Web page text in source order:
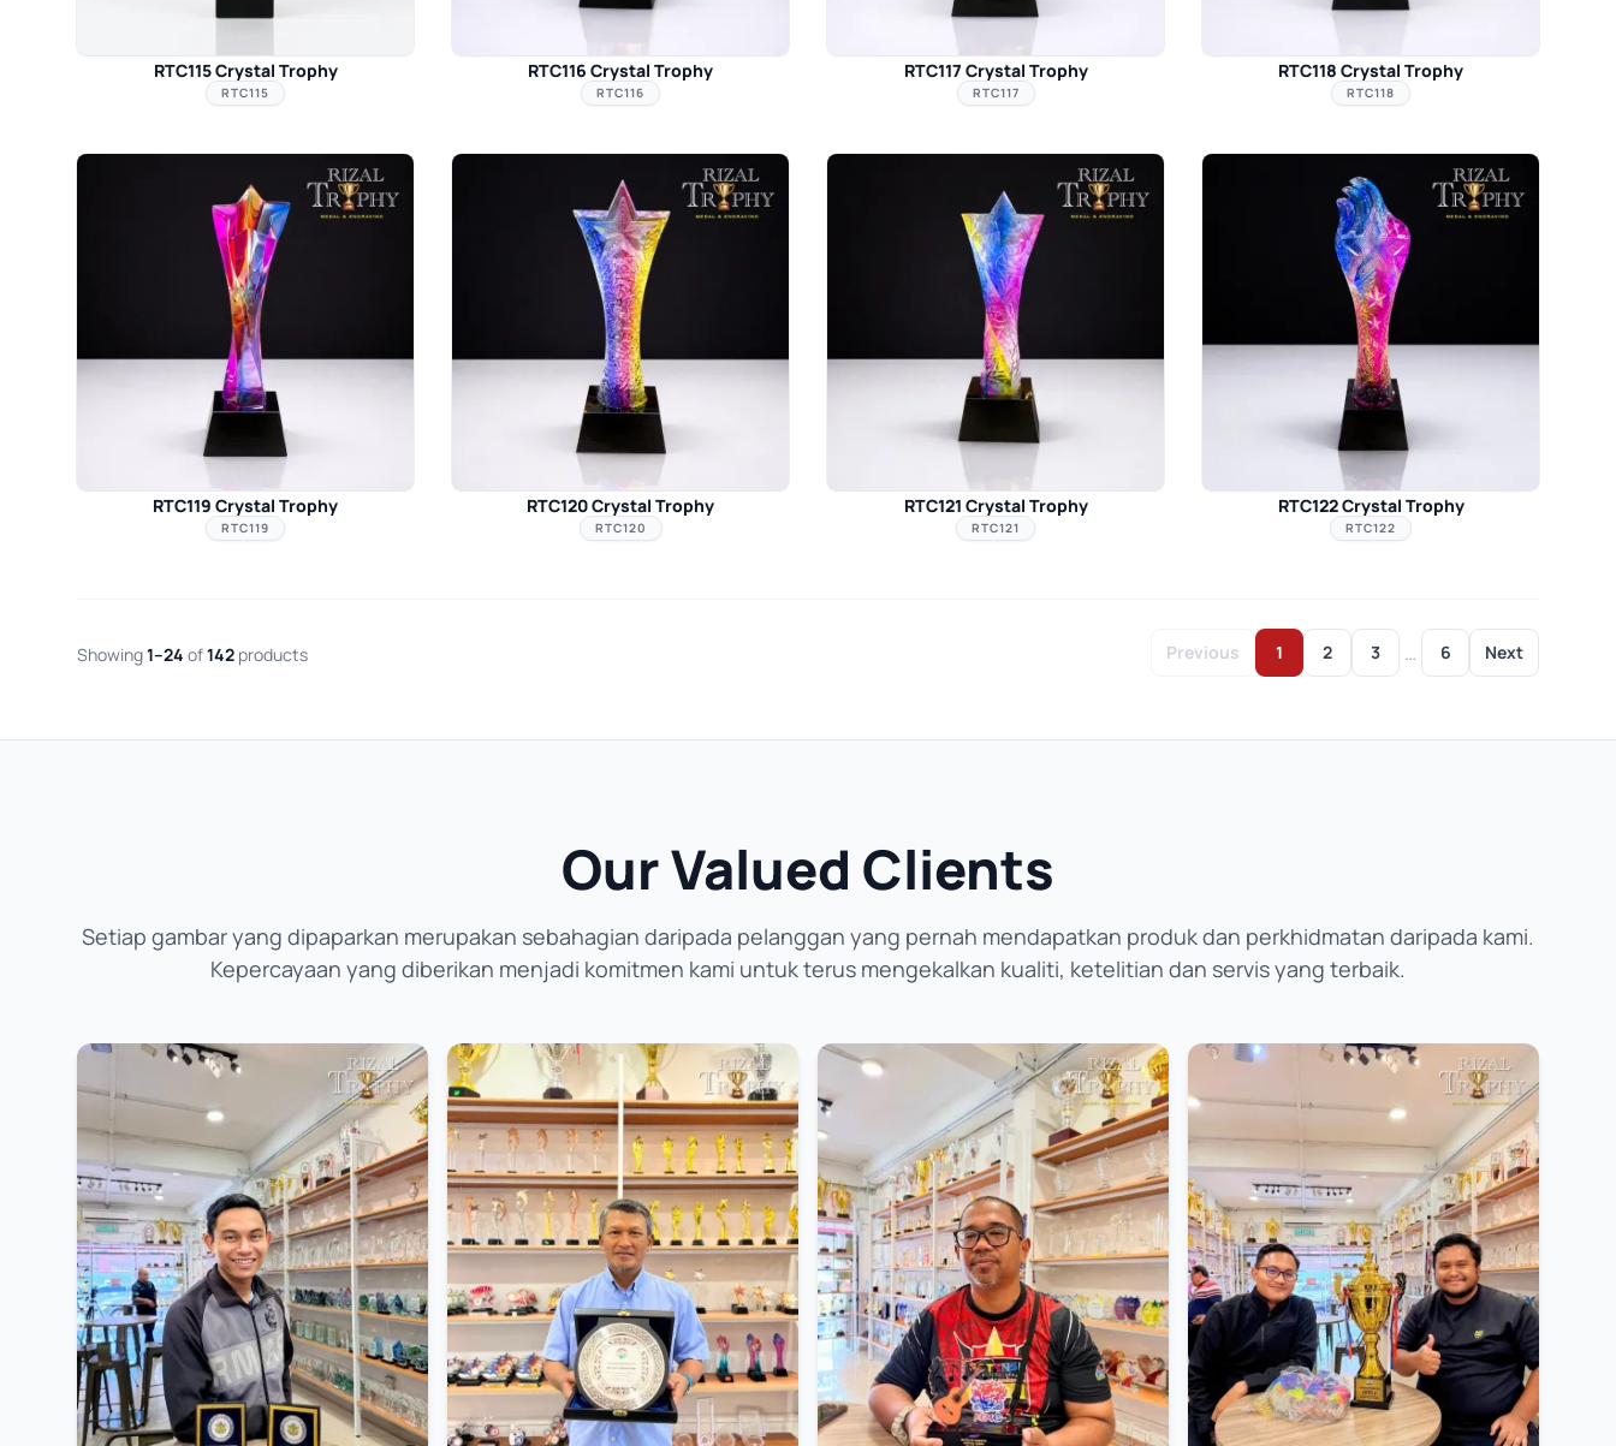
RTC115 Crystal Trophy
RTC115
RTC116 Crystal Trophy
RTC116
RTC117 Crystal Trophy
RTC117
RTC118 Crystal Trophy
RTC118
RTC119 Crystal Trophy
RTC119
RTC120 Crystal Trophy
RTC120
RTC121 Crystal Trophy
RTC121
RTC122 Crystal Trophy
RTC122
Showing1–24 of142 products Previous 1 2 3 … 6 Next
Our Valued Clients
Setiap gambar yang dipaparkan merupakan sebahagian daripada pelanggan yang pernah mendapatkan produk dan perkhidmatan daripada kami.
Kepercayaan yang diberikan menjadi komitmen kami untuk terus mengekalkan kualiti, ketelitian dan servis yang terbaik.